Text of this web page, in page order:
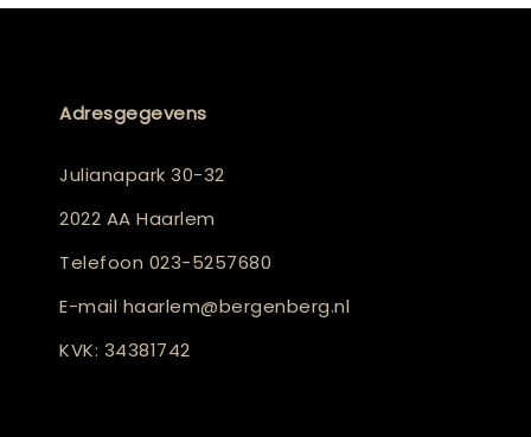
Adresgegevens
Julianapark 30-32
2022 AA Haarlem
Telefoon 023-5257680
E-mail haarlem@bergenberg.nl
KVK: 34381742